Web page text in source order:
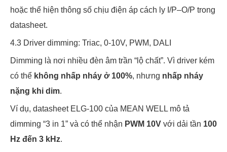
hoặc thể hiện thông số chịu điện áp cách ly I/P–O/P trong
datasheet.
4.3 Driver dimming: Triac, 0-10V, PWM, DALI
Dimming là nơi nhiều đèn âm trần “lộ chất”. Vì driver kém
có thể không nhấp nháy ở 100%, nhưng nhấp nháy
nặng khi dim.
Ví dụ, datasheet ELG-100 của MEAN WELL mô tả
dimming “3 in 1” và có thể nhận PWM 10V với dải tần 100
Hz đến 3 kHz.